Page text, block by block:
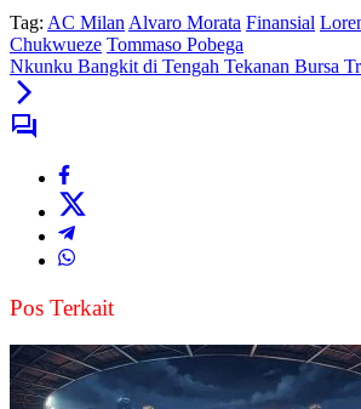
Tag: AC Milan Alvaro Morata Finansial
Chukwueze Tommaso Pobega
Nkunku Bangkit di Tengah Tekanan Bursa
Pos Terkait